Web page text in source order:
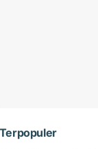
Terpopuler